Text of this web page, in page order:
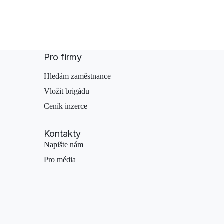
Pro firmy
Hledám zaměstnance
Vložit brigádu
Ceník inzerce
Kontakty
Napište nám
Pro média